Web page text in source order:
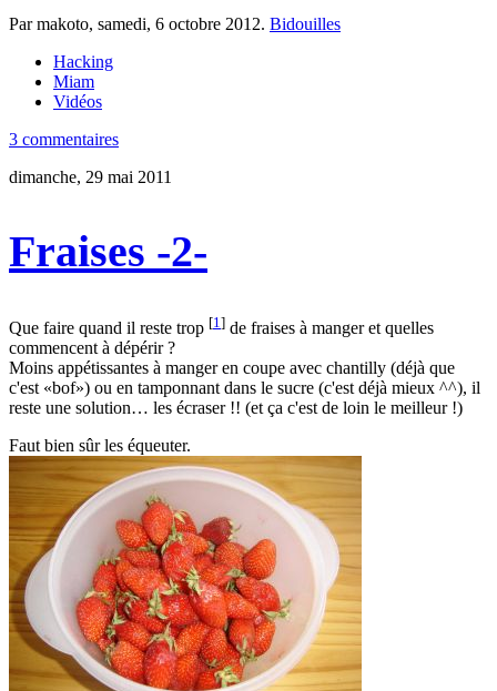
Par makoto, samedi, 6 octobre 2012. Bidouilles
Hacking
Miam
Vidéos
3 commentaires
dimanche, 29 mai 2011
Fraises -2-
Que faire quand il reste trop [1 ] de fraises à manger et quelles
commencent à dépérir ?
Moins appétissantes à manger en coupe avec chantilly (déjà que
c'est «bof») ou en tamponnant dans le sucre (c'est déjà mieux ^^), il
reste une solution… les écraser !! (et ça c'est de loin le meilleur !)
Faut bien sûr les équeuter.